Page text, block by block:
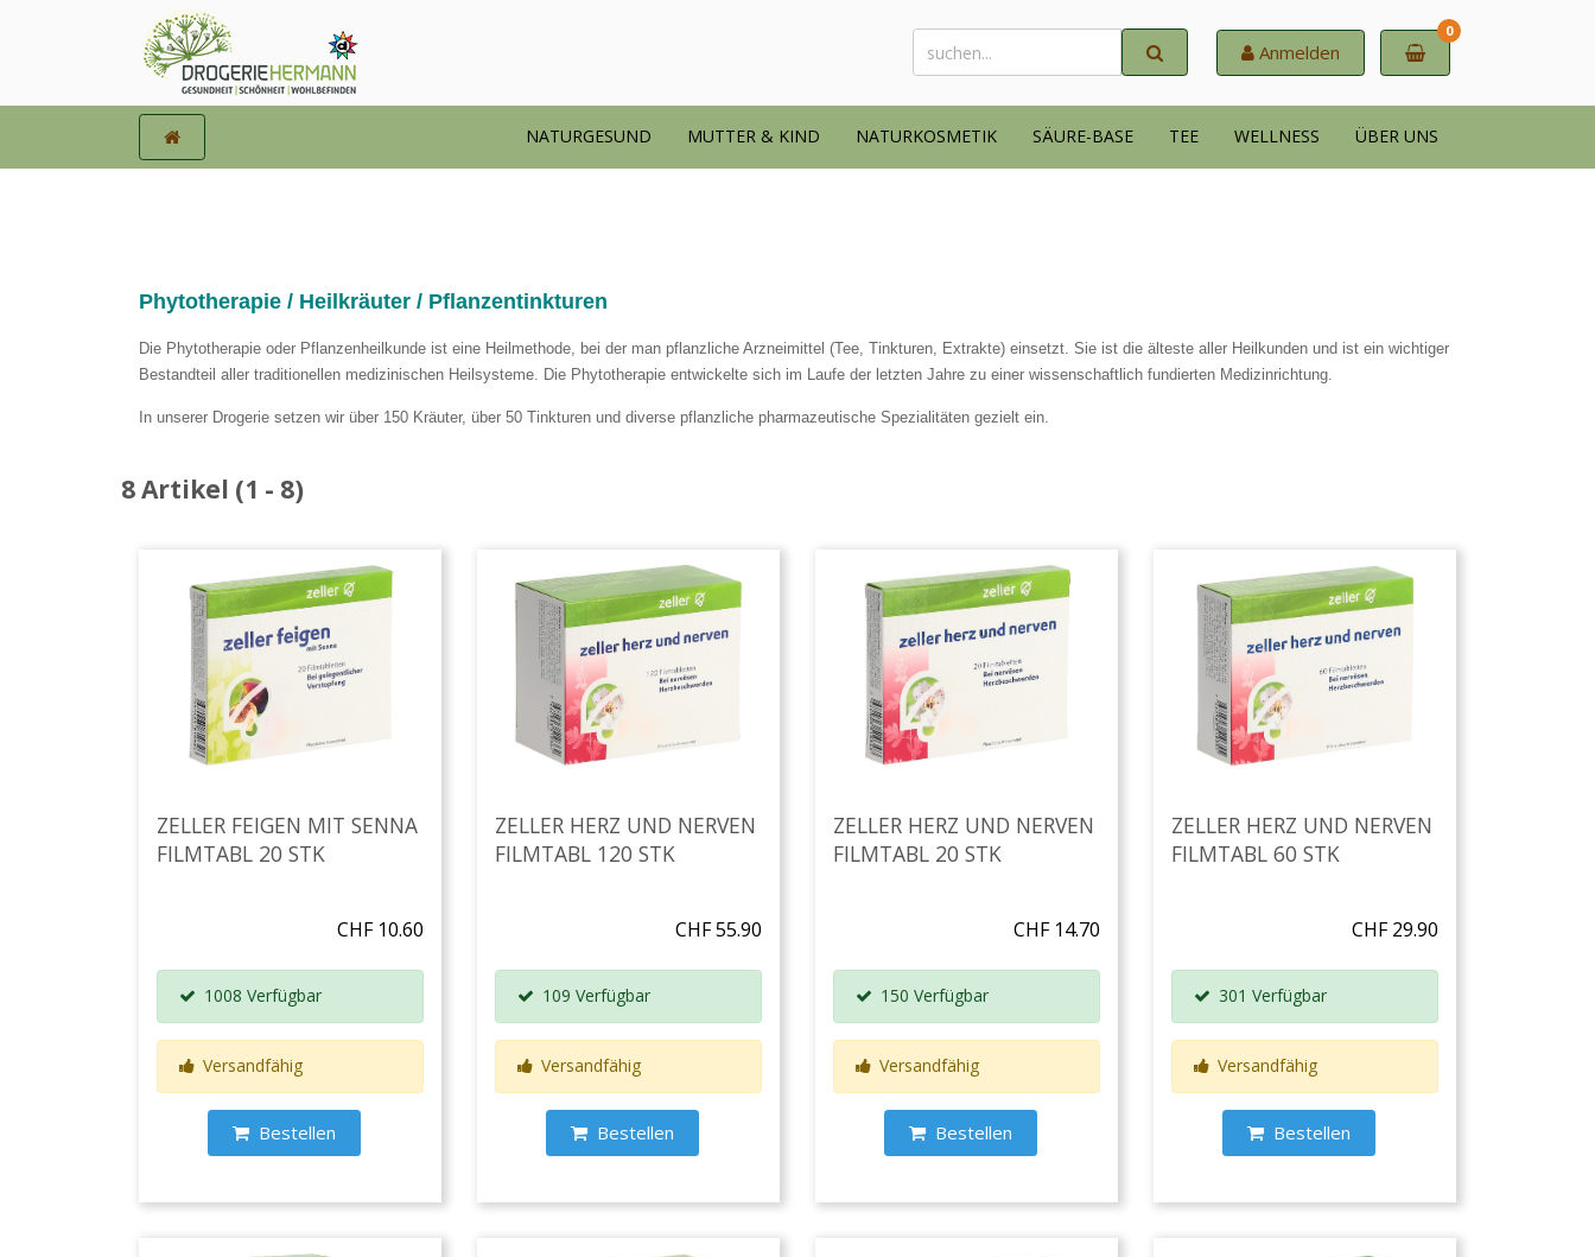
Anmelden
0
NATURGESUND MUTTER & KIND NATURKOSMETIK SÄURE-BASE TEE WELLNESS ÜBER UNS
Phytotherapie / Heilkräuter / Pflanzentinkturen
Die Phytotherapie oder Pflanzenheilkunde ist eine Heilmethode, bei der man pflanzliche Arzneimittel (Tee, Tinkturen, Extrakte) einsetzt. Sie ist die älteste aller Heilkunden und ist ein wichtiger
Bestandteil aller traditionellen medizinischen Heilsysteme. Die Phytotherapie entwickelte sich im Laufe der letzten Jahre zu einer wissenschaftlich fundierten Medizinrichtung.
In unserer Drogerie setzen wir über 150 Kräuter, über 50 Tinkturen und diverse pflanzliche pharmazeutische Spezialitäten gezielt ein.
8 Artikel (1 - 8)
ZELLER FEIGEN MIT SENNA
FILMTABL 20 STK
CHF 10.60
1008 Verfügbar
Versandfähig
Bestellen
ZELLER HERZ UND NERVEN
FILMTABL 120 STK
CHF 55.90
109 Verfügbar
Versandfähig
Bestellen
ZELLER HERZ UND NERVEN
FILMTABL 20 STK
CHF 14.70
150 Verfügbar
Versandfähig
Bestellen
ZELLER HERZ UND NERVEN
FILMTABL 60 STK
CHF 29.90
301 Verfügbar
Versandfähig
Bestellen